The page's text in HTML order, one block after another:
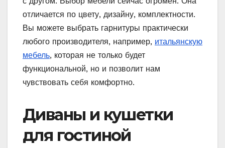
отличается по цвету, дизайну, комплектности.
Вы можете выбрать гарнитуры практически
любого производителя, например, итальянскую
мебель, которая не только будет
функциональной, но и позволит нам
чувствовать себя комфортно.
Диваны и кушетки
для гостиной